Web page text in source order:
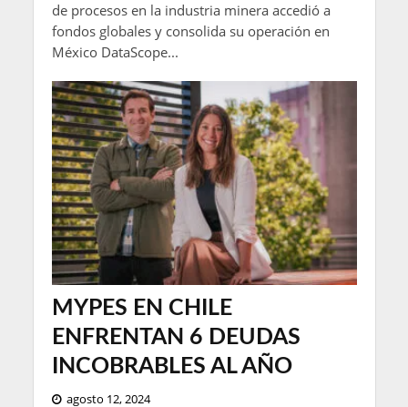
de procesos en la industria minera accedió a
fondos globales y consolida su operación en
México DataScope...
MYPES EN CHILE
ENFRENTAN 6 DEUDAS
INCOBRABLES AL AÑO
agosto 12, 2024